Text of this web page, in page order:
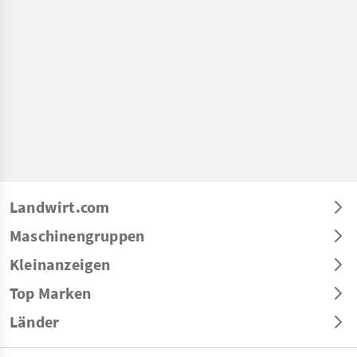
Landwirt.com
Maschinengruppen
Kleinanzeigen
Top Marken
Länder